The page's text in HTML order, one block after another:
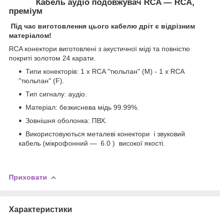
Кабель аудіо подовжувач RCA — RCA,
преміум
Під час виготовлення цього кабелю дріт є відрізним
матеріалом!
RCA конектори виготовлені з акустичної міді та повністю
покриті золотом 24 карати.
Типи конекторів: 1 х RCA "тюльпан" (М) - 1 х RCA
"тюльпан" (F).
Тип сигналу: аудіо.
Матеріал: безкиснева мідь 99.99%.
Зовнішня оболонка: ПВХ.
Використовуються металеві конектори і звуковий
кабель (мікрофонний — 6.0 ) високої якості.
Приховати
Характеристики